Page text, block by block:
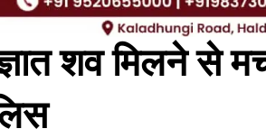
शव मिलने से